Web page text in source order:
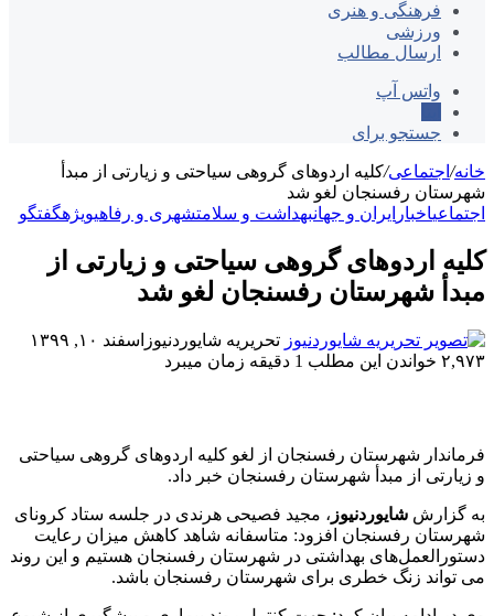
فرهنگی و هنری
ورزشی
ارسال مطالب
واتس آپ
جستجو برای
خانه/ اجتماعی/کلیه اردوهای گروهی سیاحتی و زیارتی از مبدأ
شهرستان رفسنجان لغو شد
اجتماعیاخبار ایران و جهانبهداشت و سلامتشهری و رفاهیویژهگفتگو
کلیه اردوهای گروهی سیاحتی و زیارتی از
مبدأ شهرستان رفسنجان لغو شد
تحریریه شایوردنیوز اسفند ۱۰, ۱۳۹۹
۲,۹۷۳ خواندن این مطلب 1 دقیقه زمان میبرد
فرماندار شهرستان رفسنجان از لغو کلیه اردوهای گروهی سیاحتی
و زیارتی از مبدأ شهرستان رفسنجان خبر داد.
به گزارش شایوردنیوز ، مجید فصیحی هرندی در جلسه ستاد کرونای
شهرستان رفسنجان افزود: متاسفانه شاهد کاهش میزان رعایت
دستورالعمل‌های بهداشتی در شهرستان رفسنجان هستیم و این روند
می تواند زنگ خطری برای شهرستان رفسنجان باشد.